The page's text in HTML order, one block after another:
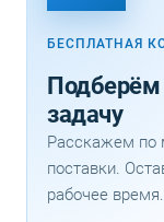
БЕСПЛАТНАЯ
Подберём
задачу
Расскажем по
поставки.
рабочее время.